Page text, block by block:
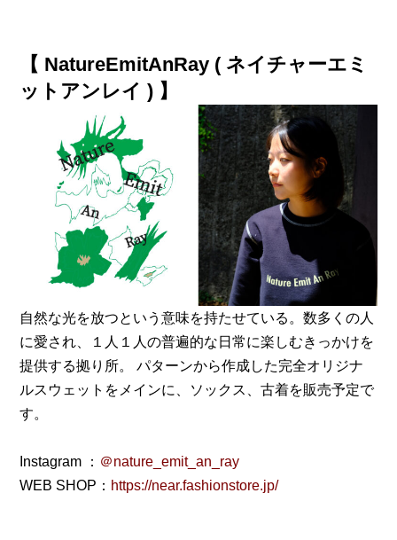
【 NatureEmitAnRay ( ネイチャーエミ
ットアンレイ ) 】
自然な光を放つという意味を持たせている。数多くの人
に愛され、１人１人の普遍的な日常に楽しむきっかけを
提供する拠り所。 パターンから作成した完全オリジナ
ルスウェットをメインに、ソックス、古着を販売予定で
す。
Instagram ： ＠nature_emit_an_ray
WEB SHOP： https://near.fashionstore.jp/